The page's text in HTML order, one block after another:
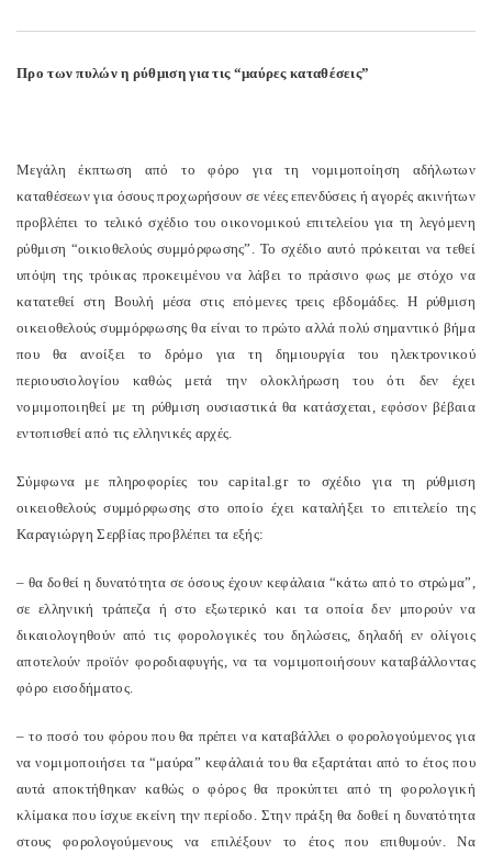
Προ των πυλών η ρύθμιση για τις “μαύρες καταθέσεις”
Μεγάλη έκπτωση από το φόρο για τη νομιμοποίηση αδήλωτων
καταθέσεων για όσους προχωρήσουν σε νέες επενδύσεις ή αγορές ακινήτων
προβλέπει το τελικό σχέδιο του οικονομικού επιτελείου για τη λεγόμενη
ρύθμιση “οικιοθελούς συμμόρφωσης”. Το σχέδιο αυτό πρόκειται να τεθεί
υπόψη της τρόικας προκειμένου να λάβει το πράσινο φως με στόχο να
κατατεθεί στη Βουλή μέσα στις επόμενες τρεις εβδομάδες. Η ρύθμιση
οικειοθελούς συμμόρφωσης θα είναι το πρώτο αλλά πολύ σημαντικό βήμα
που θα ανοίξει το δρόμο για τη δημιουργία του ηλεκτρονικού
περιουσιολογίου καθώς μετά την ολοκλήρωση του ότι δεν έχει
νομιμοποιηθεί με τη ρύθμιση ουσιαστικά θα κατάσχεται, εφόσον βέβαια
εντοπισθεί από τις ελληνικές αρχές.
Σύμφωνα με πληροφορίες του capital.gr το σχέδιο για τη ρύθμιση
οικειοθελούς συμμόρφωσης στο οποίο έχει καταλήξει το επιτελείο της
Καραγιώργη Σερβίας προβλέπει τα εξής:
– θα δοθεί η δυνατότητα σε όσους έχουν κεφάλαια “κάτω από το στρώμα”,
σε ελληνική τράπεζα ή στο εξωτερικό και τα οποία δεν μπορούν να
δικαιολογηθούν από τις φορολογικές του δηλώσεις, δηλαδή εν ολίγοις
αποτελούν προϊόν φοροδιαφυγής, να τα νομιμοποιήσουν καταβάλλοντας
φόρο εισοδήματος.
– το ποσό του φόρου που θα πρέπει να καταβάλλει ο φορολογούμενος για
να νομιμοποιήσει τα “μαύρα” κεφάλαιά του θα εξαρτάται από το έτος που
αυτά αποκτήθηκαν καθώς ο φόρος θα προκύπτει από τη φορολογική
κλίμακα που ίσχυε εκείνη την περίοδο. Στην πράξη θα δοθεί η δυνατότητα
στους φορολογούμενους να επιλέξουν το έτος που επιθυμούν. Να